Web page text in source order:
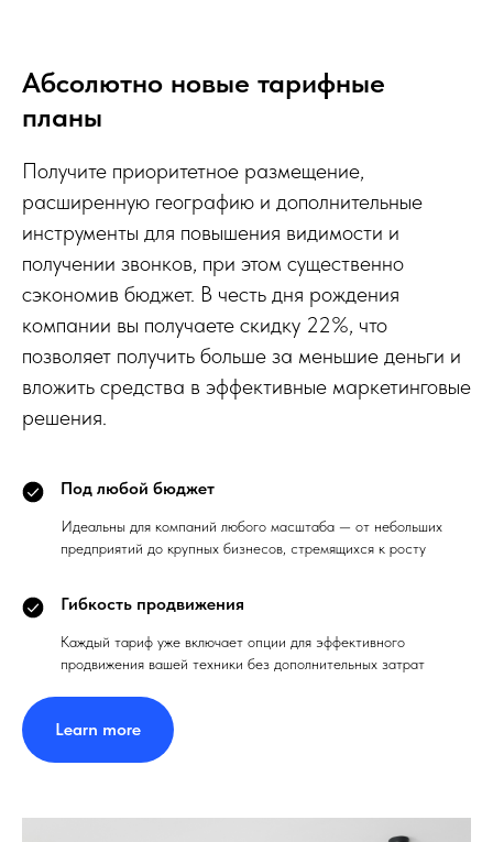
Абсолютно новые тарифные
планы
Получите приоритетное размещение,
расширенную географию и дополнительные
инструменты для повышения видимости и
получении звонков, при этом существенно
сэкономив бюджет. В честь дня рождения
компании вы получаете скидку 22%, что
позволяет получить больше за меньшие деньги и
вложить средства в эффективные маркетинговые
решения.
Под любой бюджет
Идеальны для компаний любого масштаба — от небольших
предприятий до крупных бизнесов, стремящихся к росту
Гибкость продвижения
Каждый тариф уже включает опции для эффективного
продвижения вашей техники без дополнительных затрат
Learn more